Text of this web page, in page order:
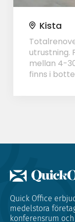
Kista
utrustning.
mellan 4-
finns i
Quick Office
medelstora
konferensrum